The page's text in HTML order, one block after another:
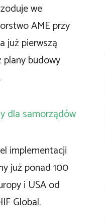
we
AME przy
już pierwszą
plany budowy
dla samorządów
implementacji
już ponad 100
i USA od
Global.